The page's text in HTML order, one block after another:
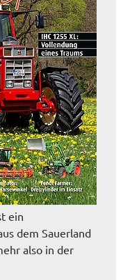
ein
dem Sauerland
also in der